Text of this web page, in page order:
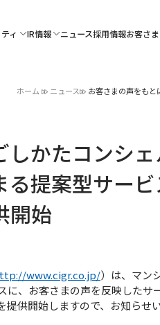
ィ IR情報 ニュース採用情報お客さ
ホーム ニュース
お客さまの声をも
かたコンシェ
提案型サー
開始
www.cigr.co.jp/）は、マン
、お客さまの声を反映したサ
供開始しますので、お知らせい